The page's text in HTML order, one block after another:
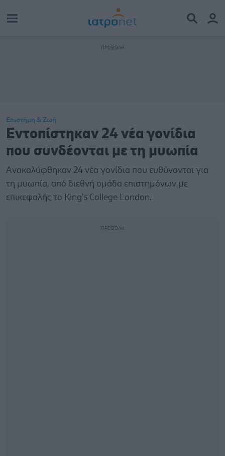
Επιστήμη & Ζωή
Εντοπίστηκαν 24 νέα γονίδια
που συνδέονται με τη μυωπία
Ανακαλύφθηκαν 24 νέα γονίδια που ευθύνονται για
τη μυωπία, από διεθνή ομάδα επιστημόνων με
επικεφαλής το King's College London.